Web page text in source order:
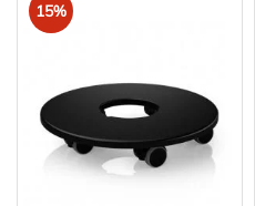
15%